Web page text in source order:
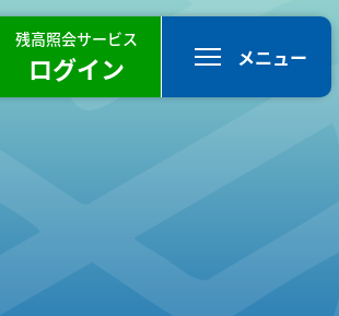
残高照会サービス
ログイン メニュー